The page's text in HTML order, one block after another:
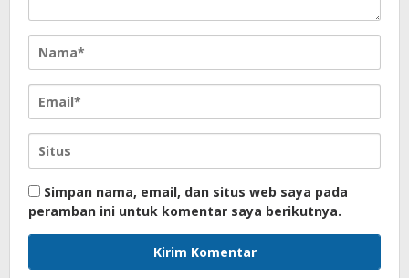
Simpan nama, email, dan situs web saya pada
peramban ini untuk komentar saya berikutnya.